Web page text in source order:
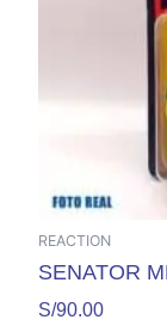
REACTION
SENATOR
S/90.00